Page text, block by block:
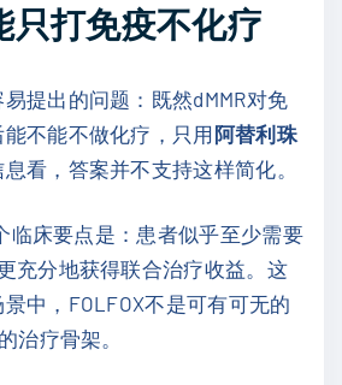
只打免疫不化疗
提出的问题：既然dMMR对免
不能不做化疗，只用阿替利珠
看，答案并不支持这样简化。
临床要点是：患者似乎至少需要
充分地获得联合治疗收益。这
中，FOLFOX不是可有可无的
治疗骨架。